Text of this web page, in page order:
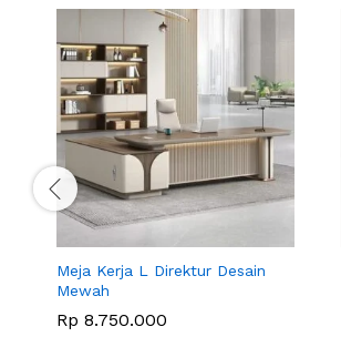
Meja Kerja L Direktur Desain
Mewah
Rp 8.750.000